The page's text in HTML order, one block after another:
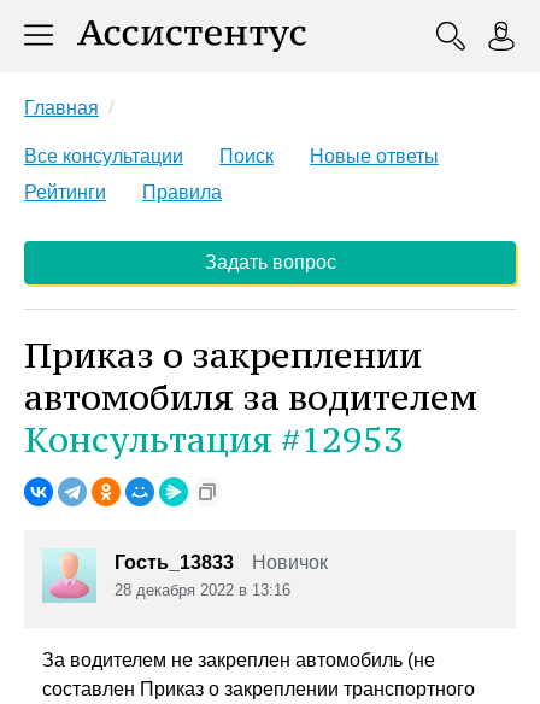
Главная
Все консультации Поиск
Новые ответы
Рейтинги
Правила
Задать вопрос
Приказ о закреплении
автомобиля за водителем
Консультация #12953
Гость_13833 Новичок
28 декабря 2022 в 13:16
За водителем не закреплен автомобиль (не
составлен Приказ о закреплении транспортного